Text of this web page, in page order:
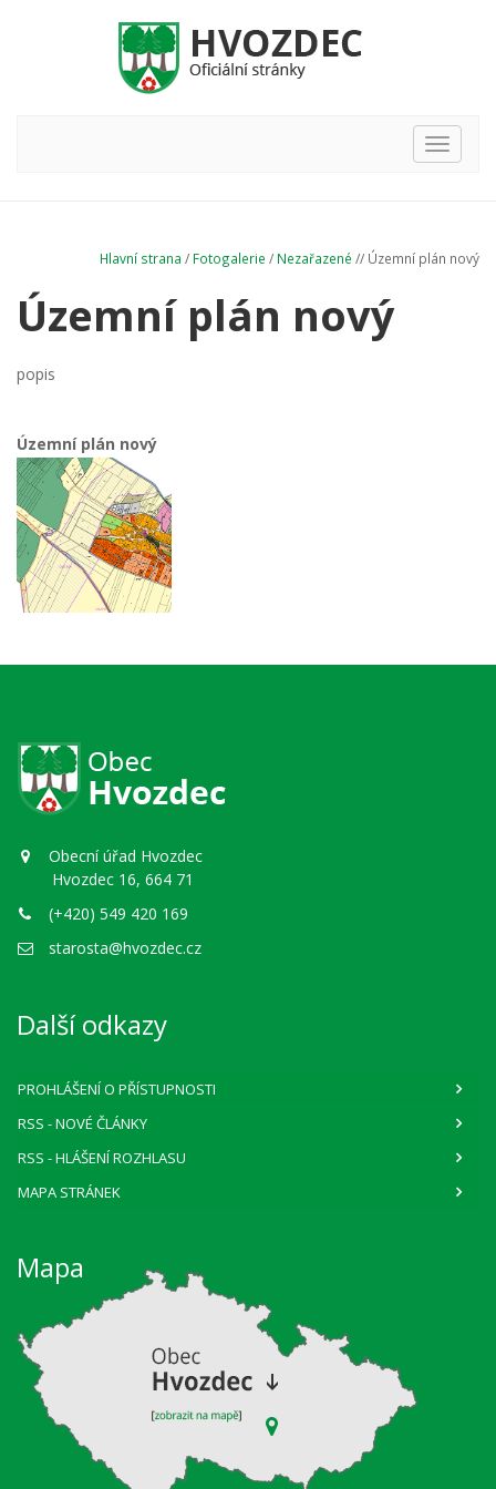
Hlavní
nabídka
Hlavní strana / Fotogalerie / Nezařazené // Územní plán nový
Územní plán nový
popis
Územní plán nový
Obecní úřad Hvozdec
Hvozdec 16, 664 71
(+420) 549 420 169
starosta@hvozdec.cz
Další odkazy
PROHLÁŠENÍ O PŘÍSTUPNOSTI
RSS - NOVÉ ČLÁNKY
RSS - HLÁŠENÍ ROZHLASU
MAPA STRÁNEK
Mapa